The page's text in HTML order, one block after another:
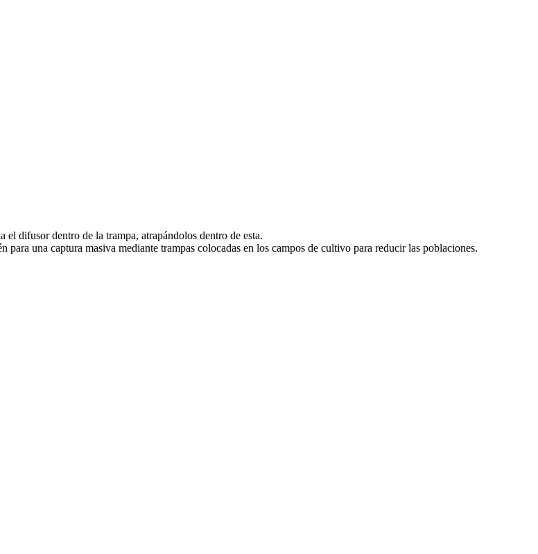
el difusor dentro de la trampa, atrapándolos dentro de esta.
una captura masiva mediante trampas colocadas en los campos de cultivo para reducir las poblaciones.